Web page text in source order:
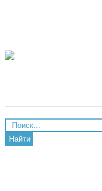
Найти